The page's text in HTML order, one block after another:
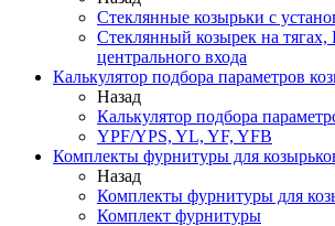
Стеклянные козырьки с
Стеклянный козырек на тягах,
центрального входа
Калькулятор подбора параметров
Назад
Калькулятор подбора
YPF/YPS, YL, YF, YFB
Комплекты фурнитуры для
Назад
Комплекты фурнитуры для
Комплект фурнитуры